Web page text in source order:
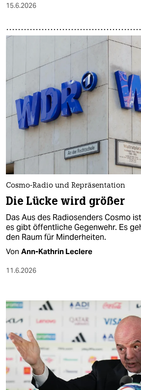
15.6.2026
Cosmo-Radio und Repräsentation
Die Lücke wird größer
Das Aus des Radiosenders Cosmo
es gibt öffentliche Gegenwehr. Es
den Raum für Minderheiten.
Von Ann-Kathrin Leclere
11.6.2026